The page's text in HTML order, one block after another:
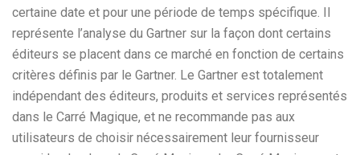
certaine date et pour une période de temps spécifique. Il
représente l’analyse du Gartner sur la façon dont certains
éditeurs se placent dans ce marché en fonction de certains
critères définis par le Gartner. Le Gartner est totalement
indépendant des éditeurs, produits et services représentés
dans le Carré Magique, et ne recommande pas aux
utilisateurs de choisir nécessairement leur fournisseur